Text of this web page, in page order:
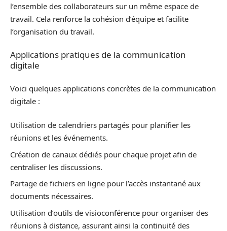
l’ensemble des collaborateurs sur un même espace de
travail. Cela renforce la cohésion d’équipe et facilite
l’organisation du travail.
Applications pratiques de la communication
digitale
Voici quelques applications concrètes de la communication
digitale :
Utilisation de calendriers partagés pour planifier les
réunions et les événements.
Création de canaux dédiés pour chaque projet afin de
centraliser les discussions.
Partage de fichiers en ligne pour l’accès instantané aux
documents nécessaires.
Utilisation d’outils de visioconférence pour organiser des
réunions à distance, assurant ainsi la continuité des